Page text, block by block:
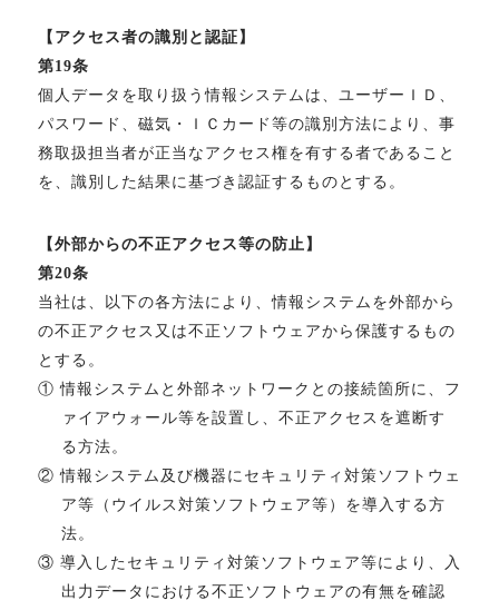
【アクセス者の識別と認証】
第19条
個人データを取り扱う情報システムは、ユーザーＩＤ、
パスワード、磁気・ＩＣカード等の識別方法により、事
務取扱担当者が正当なアクセス権を有する者であること
を、識別した結果に基づき認証するものとする。
【外部からの不正アクセス等の防止】
第20条
当社は、以下の各方法により、情報システムを外部から
の不正アクセス又は不正ソフトウェアから保護するもの
とする。
① 情報システムと外部ネットワークとの接続箇所に、フ
ァイアウォール等を設置し、不正アクセスを遮断す
る方法。
② 情報システム及び機器にセキュリティ対策ソフトウェ
ア等（ウイルス対策ソフトウェア等）を導入する方
法。
③ 導入したセキュリティ対策ソフトウェア等により、入
出力データにおける不正ソフトウェアの有無を確認